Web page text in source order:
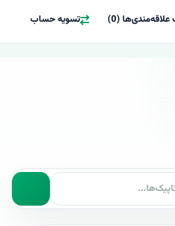
(0) تسویه حساب